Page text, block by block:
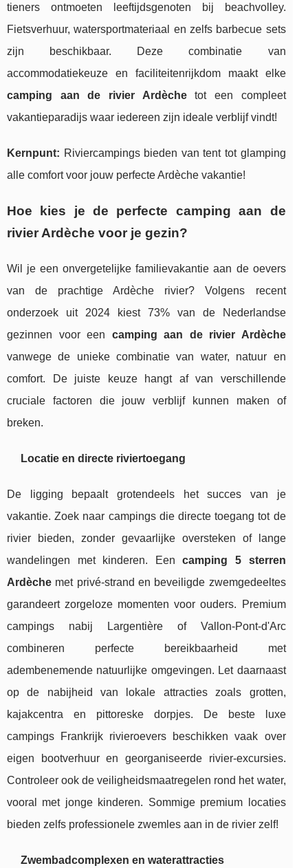
tieners ontmoeten leeftijdsgenoten bij beachvolley.
Fietsverhuur, watersportmateriaal en zelfs barbecue sets
zijn beschikbaar. Deze combinatie van
accommodatiekeuze en faciliteitenrijkdom maakt elke
camping aan de rivier Ardèchetot een compleet
vakantieparadijs waar iedereen zijn ideale verblijf vindt!
Kernpunt: Riviercampings bieden van tent tot glamping
alle comfort voor jouw perfecte Ardèche vakantie!
Hoe kies je de perfecte camping aan de
rivier Ardèche voor je gezin?
Wil je een onvergetelijke familievakantie aan de oevers
van de prachtige Ardèche rivier? Volgens recent
onderzoek uit 2024 kiest 73% van de Nederlandse
gezinnen voor een camping aan de rivier Ardèche
vanwege de unieke combinatie van water, natuur en
comfort. De juiste keuze hangt af van verschillende
cruciale factoren die jouw verblijf kunnen maken of
breken.
Locatie en directe riviertoegang
De ligging bepaalt grotendeels het succes van je
vakantie. Zoek naar campings die directe toegang tot de
rivier bieden, zonder gevaarlijke oversteken of lange
wandelingen met kinderen. Eencamping 5 sterren
Ardèche met privé-strand en beveiligde zwemgedeeltes
garandeert zorgeloze momenten voor ouders. Premium
campings nabij Largentière of Vallon-Pont-d'Arc
combineren perfecte bereikbaarheid met
adembenemende natuurlijke omgevingen. Let daarnaast
op de nabijheid van lokale attracties zoals grotten,
kajakcentra en pittoreske dorpjes. De beste luxe
campings Frankrijk rivieroevers beschikken vaak over
eigen bootverhuur en georganiseerde rivier-excursies.
Controleer ook de veiligheidsmaatregelen rond het water,
vooral met jonge kinderen. Sommige premium locaties
bieden zelfs professionele zwemles aan in de rivier zelf!
Zwembadcomplexen en waterattracties